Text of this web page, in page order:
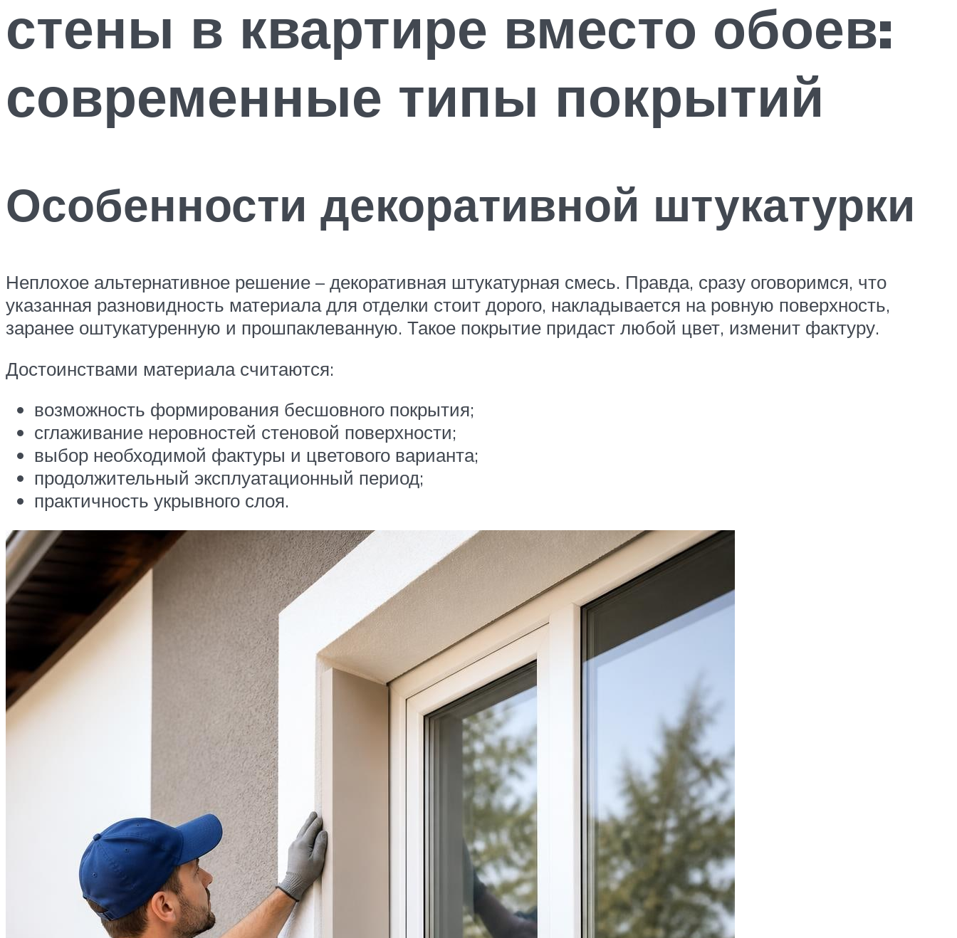
стены в квартире вместо обоев:
современные типы покрытий
Особенности декоративной штукатурки
Неплохое альтернативное решение – декоративная штукатурная смесь. Правда, сразу оговоримся, что
указанная разновидность материала для отделки стоит дорого, накладывается на ровную поверхность,
заранее оштукатуренную и прошпаклеванную. Такое покрытие придаст любой цвет, изменит фактуру.
Достоинствами материала считаются:
возможность формирования бесшовного покрытия;
сглаживание неровностей стеновой поверхности;
выбор необходимой фактуры и цветового варианта;
продолжительный эксплуатационный период;
практичность укрывного слоя.